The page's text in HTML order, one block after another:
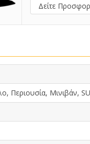
Δείτε
Περιουσία, Μινιβάν,